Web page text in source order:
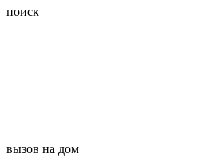
поиск
вызов на дом